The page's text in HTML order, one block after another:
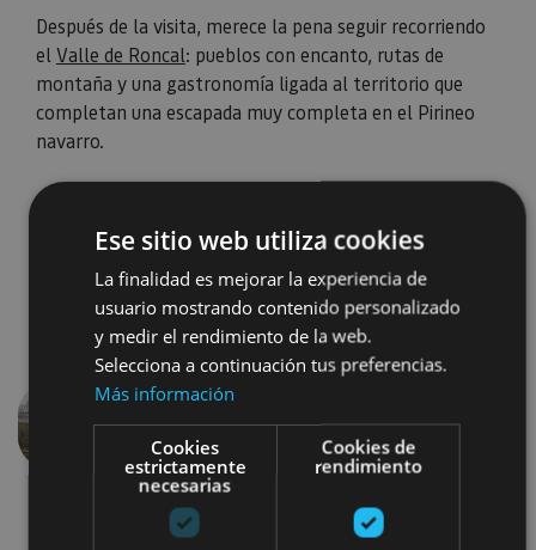
Después de la visita, merece la pena seguir recorriendo
elValle de Roncal: pueblos con encanto, rutas de
montaña y una gastronomía ligada al territorio que
completan una escapada muy completa en el Pirineo
navarro.
Ese sitio web utiliza cookies
La finalidad es mejorar la experiencia de
usuario mostrando contenido personalizado
y medir el rendimiento de la web.
Selecciona a continuación tus preferencias.
Más información
Cookies
estrictamente
necesarias
Cookies de
rendimiento